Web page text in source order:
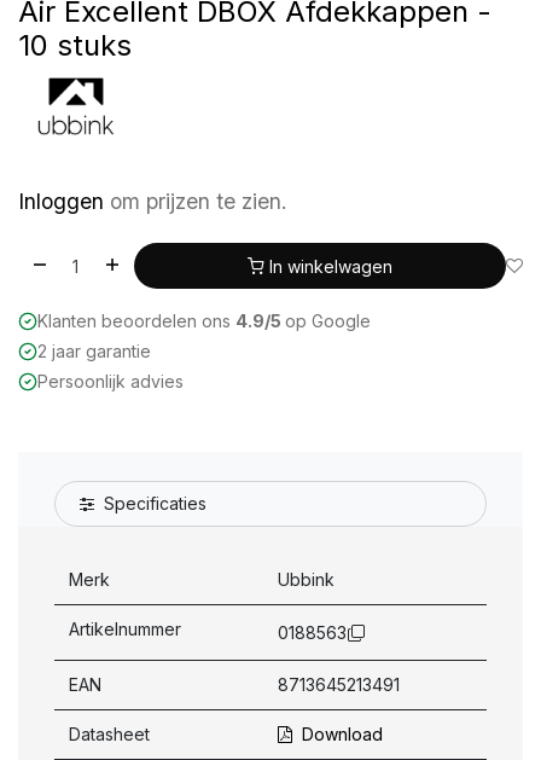
Air Excellent DBOX Afdekkappen -
10 stuks
Inloggen om prijzen te zien.
In winkelwagen
Klanten beoordelen ons 4.9/5 op Google
2 jaar garantie
Persoonlijk advies
Specificaties
Merk Ubbink
Artikelnummer 0188563
EAN 8713645213491
Datasheet Download